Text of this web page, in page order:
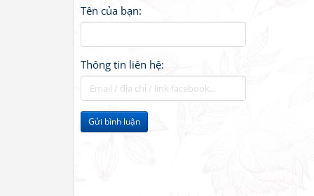
Tên của bạn:
Thông tin liên hệ:
Gửi bình luận